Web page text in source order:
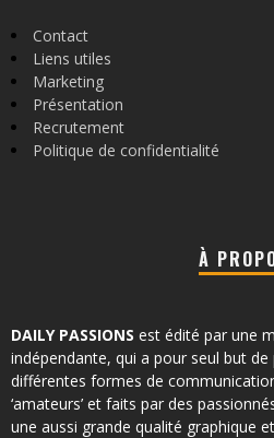
Contact
Liens utiles
Marketing
Présentation
Recrutement
Politique de confidentialité
À
DAILY PASSIONS est édité par une
indépendante, qui a pour seul but
différentes formes de
‘amateurs’ et faits par des
une aussi grande qualité graphique